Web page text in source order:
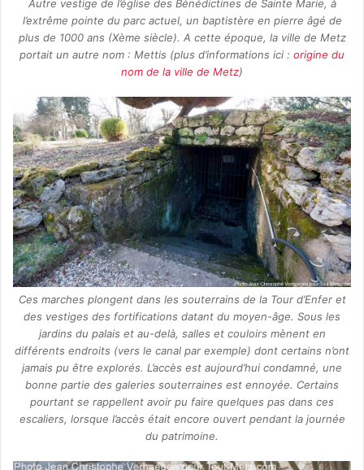
Autre vestige de l’église des Bénédictines de Sainte Marie, à
l’extrême pointe du parc actuel, un baptistère en pierre âgé de
plus de 1000 ans (Xème siècle). A cette époque, la ville de Metz
portait un autre nom : Mettis (plus d’informations ici : origine du
nom de la ville de Metz)
Ces marches plongent dans les souterrains de la Tour d’Enfer et
des vestiges des fortifications datant du moyen-âge. Sous les
jardins du palais et au-delà, salles et couloirs mènent en
différents endroits (vers le canal par exemple) dont certains n’ont
jamais pu être explorés. L’accès est aujourd’hui condamné, une
bonne partie des galeries souterraines est ennoyée. Certains
pourtant se rappellent avoir pu faire quelques pas dans ces
escaliers, lorsque l’accès était encore ouvert pendant la journée
du patrimoine.